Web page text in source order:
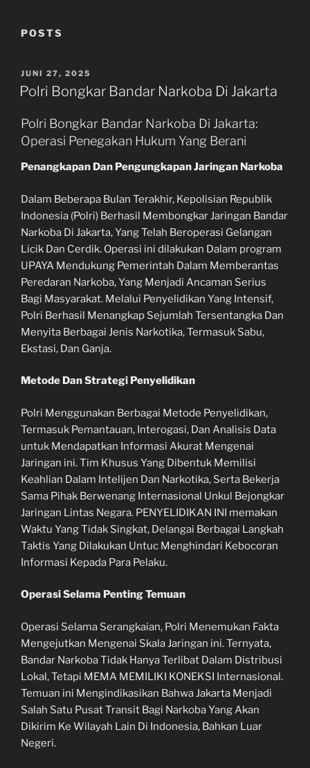
POSTS
POSTED
ON
JUNI 27, 2025
Polri Bongkar Bandar Narkoba Di Jakarta
Polri Bongkar Bandar Narkoba Di Jakarta:
Operasi Penegakan Hukum Yang Berani
Penangkapan Dan Pengungkapan Jaringan Narkoba
Dalam Beberapa Bulan Terakhir, Kepolisian Republik
Indonesia (Polri) Berhasil Membongkar Jaringan Bandar
Narkoba Di Jakarta, Yang Telah Beroperasi Gelangan
Licik Dan Cerdik. Operasi ini dilakukan Dalam program
UPAYA Mendukung Pemerintah Dalam Memberantas
Peredaran Narkoba, Yang Menjadi Ancaman Serius
Bagi Masyarakat. Melalui Penyelidikan Yang Intensif,
Polri Berhasil Menangkap Sejumlah Tersentangka Dan
Menyita Berbagai Jenis Narkotika, Termasuk Sabu,
Ekstasi, Dan Ganja.
Metode Dan Strategi Penyelidikan
Polri Menggunakan Berbagai Metode Penyelidikan,
Termasuk Pemantauan, Interogasi, Dan Analisis Data
untuk Mendapatkan Informasi Akurat Mengenai
Jaringan ini. Tim Khusus Yang Dibentuk Memilisi
Keahlian Dalam Intelijen Dan Narkotika, Serta Bekerja
Sama Pihak Berwenang Internasional Unkul Bejongkar
Jaringan Lintas Negara. PENYELIDIKAN INI memakan
Waktu Yang Tidak Singkat, Delangai Berbagai Langkah
Taktis Yang Dilakukan Untuc Menghindari Kebocoran
Informasi Kepada Para Pelaku.
Operasi Selama Penting Temuan
Operasi Selama Serangkaian, Polri Menemukan Fakta
Mengejutkan Mengenai Skala Jaringan ini. Ternyata,
Bandar Narkoba Tidak Hanya Terlibat Dalam Distribusi
Lokal, Tetapi MEMA MEMILIKI KONEKSI Internasional.
Temuan ini Mengindikasikan Bahwa Jakarta Menjadi
Salah Satu Pusat Transit Bagi Narkoba Yang Akan
Dikirim Ke Wilayah Lain Di Indonesia, Bahkan Luar
Negeri.